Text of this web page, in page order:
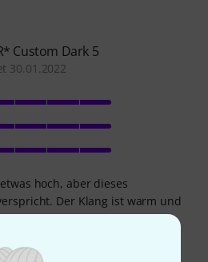
Custom Dark 5
30.01.2022
hoch, aber dieses
Der Klang ist warm und
Spiel klingen die hohen Töne
spiele ich es mit Queen Nr. 3